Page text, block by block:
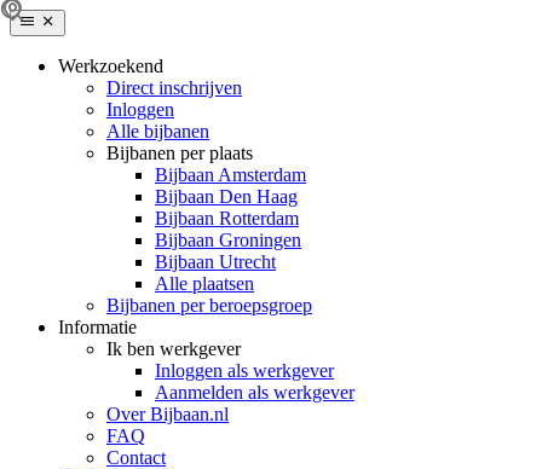
Werkzoekend
Direct inschrijven
Inloggen
Alle bijbanen
Bijbanen per plaats
Bijbaan Amsterdam
Bijbaan Den Haag
Bijbaan Rotterdam
Bijbaan Groningen
Bijbaan Utrecht
Alle plaatsen
Bijbanen per beroepsgroep
Informatie
Ik ben werkgever
Inloggen als werkgever
Aanmelden als werkgever
Over Bijbaan.nl
FAQ
Contact